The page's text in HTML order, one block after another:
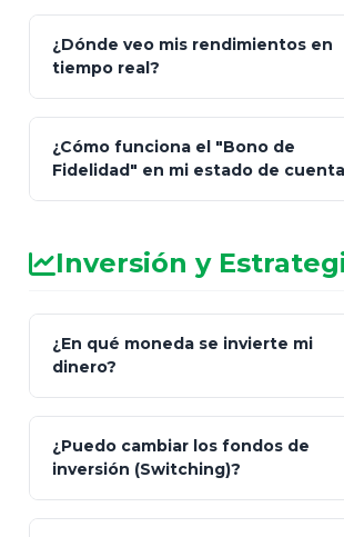
de Cobro Seguro"
¿Dónde veo mis rendimientos en
tiempo real?
¿Cómo funciona el "Bono de
Fidelidad" en mi estado de
Inversión y
¿En qué moneda se invierte mi
dinero?
inflación), Dólares o Euros
¿Puedo cambiar los fondos de
inversión (Switching)?